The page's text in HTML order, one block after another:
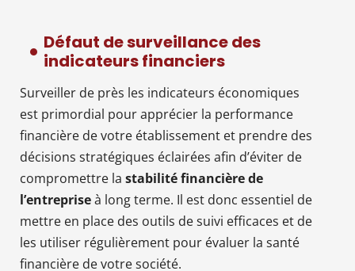
Défaut de surveillance des
indicateurs financiers
Surveiller de près les indicateurs économiques
est primordial pour apprécier la performance
financière de votre établissement et prendre des
décisions stratégiques éclairées afin d’éviter de
compromettre la stabilité financière de
l’entrepriseà long terme. Il est donc essentiel de
mettre en place des outils de suivi efficaces et de
les utiliser régulièrement pour évaluer la santé
financière de votre société.